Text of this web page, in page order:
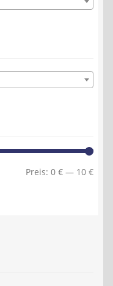
Min.
Max.
Preis: 0 € — 10 €